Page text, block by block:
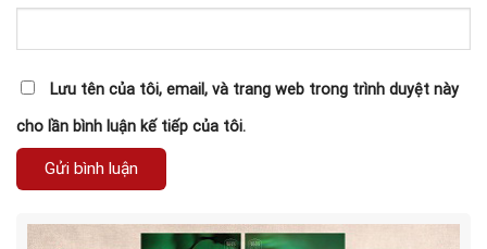
Lưu tên của tôi, email, và trang web trong trình duyệt này
cho lần bình luận kế tiếp của tôi.